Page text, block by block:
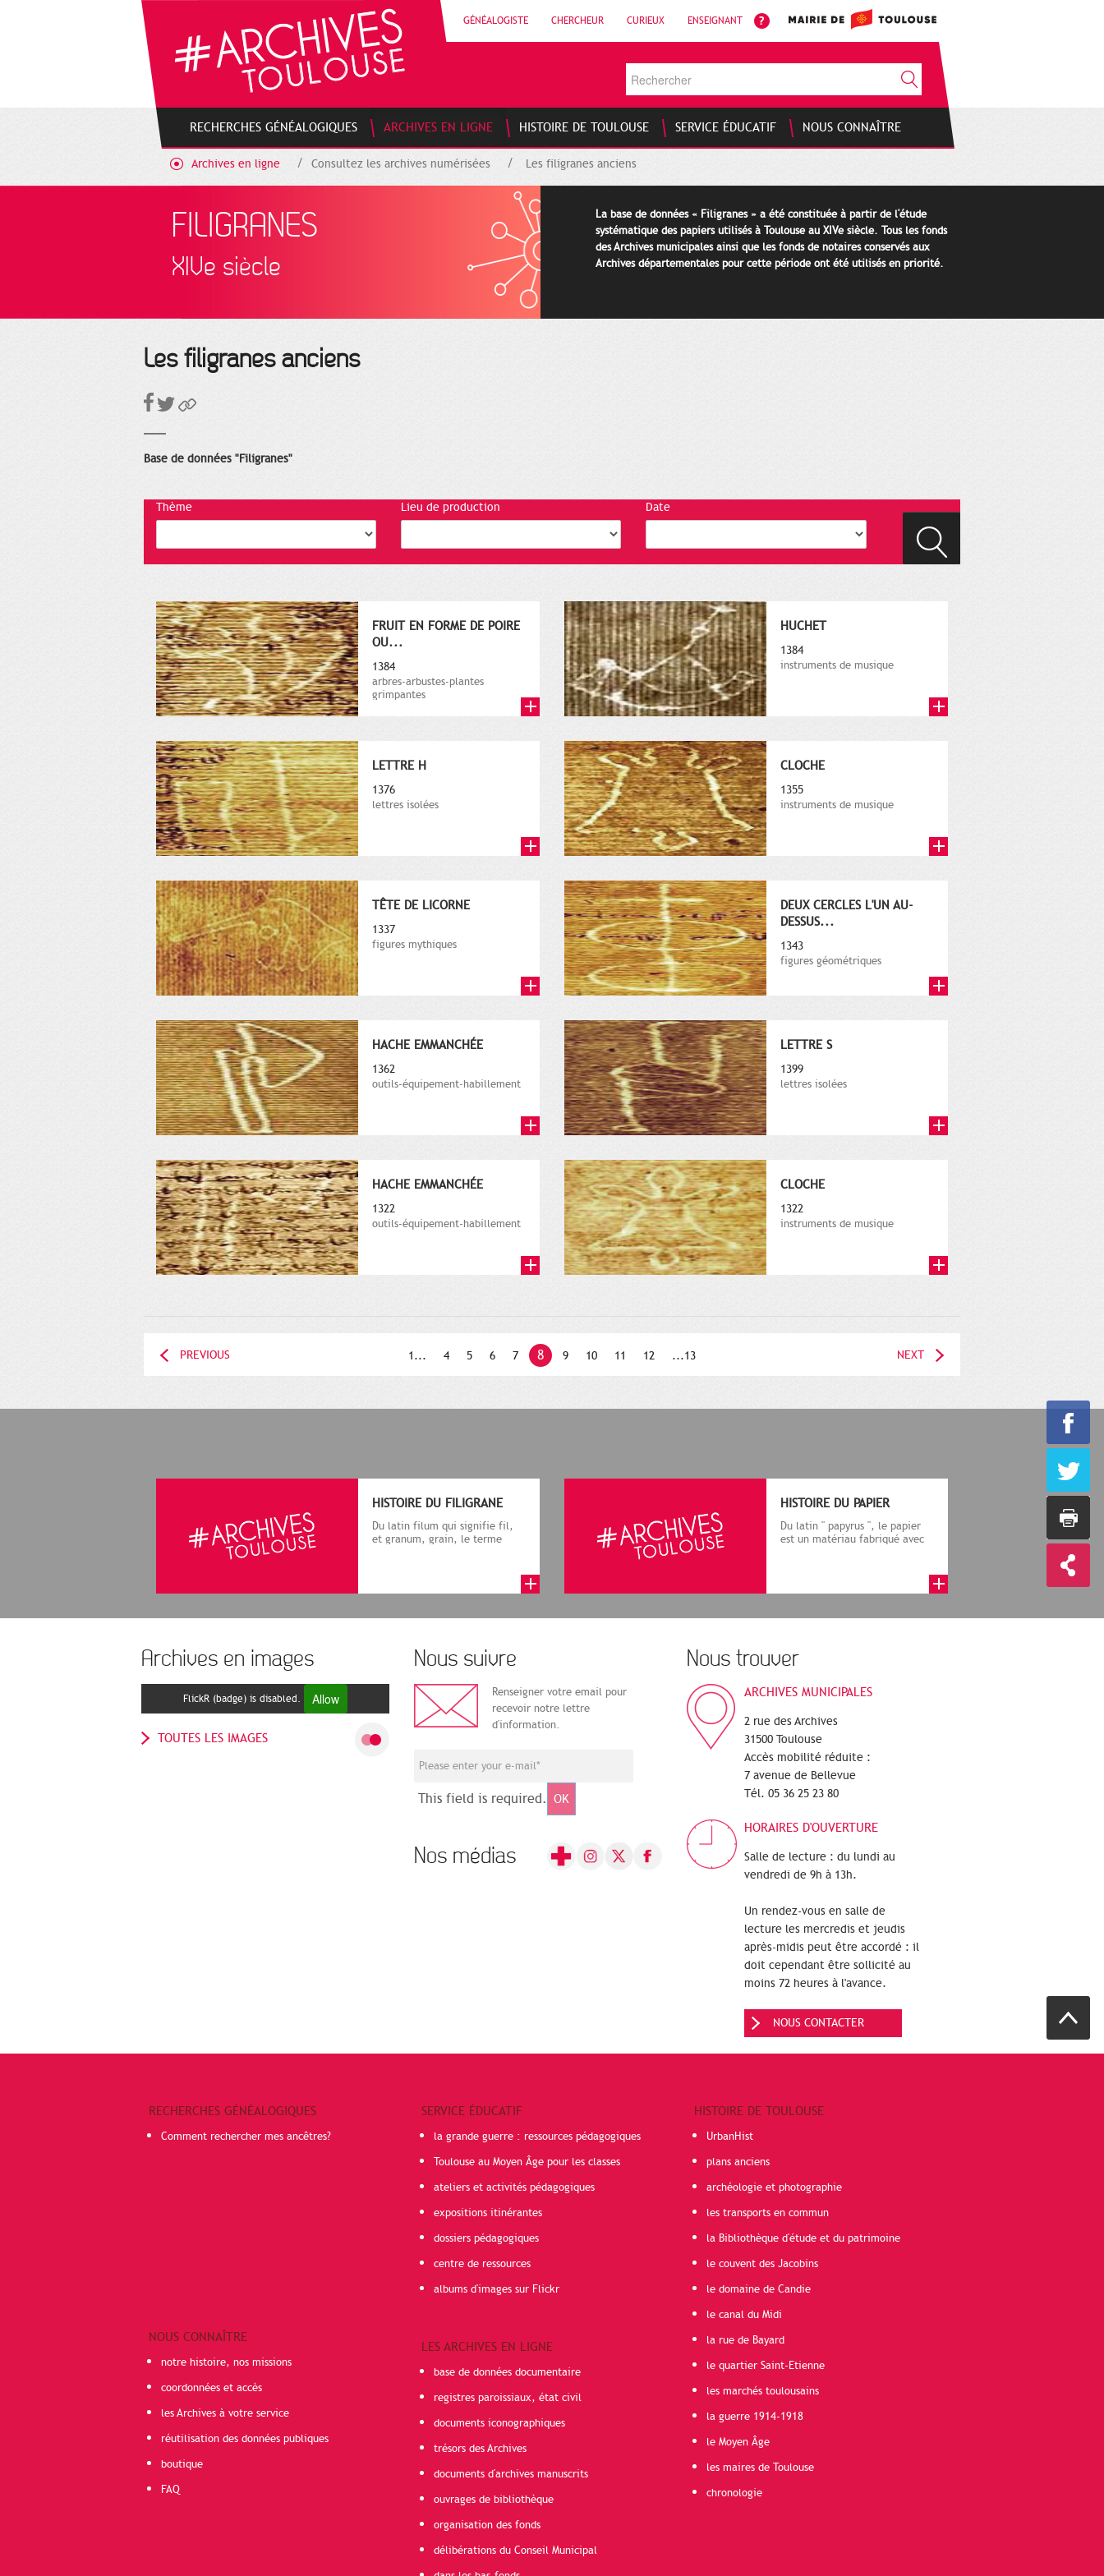
GÉNÉALOGISTE CHERCHEUR CURIEUX ENSEIGNANT
RECHERCHES GÉNÉALOGIQUES ARCHIVES EN LIGNE HISTOIRE DE TOULOUSE SERVICE ÉDUCATIF NOUS CONNAÎTRE
Archives en ligne Consultez les archives numérisées Les filigranes anciens
FILIGRANES
XIVe siècle
La base de données « Filigranes » a été constituée à partir de l'étude
systématique des papiers utilisés à Toulouse au XIVe siècle. Tous les fonds
des Archives municipales ainsi que les fonds de notaires conservés aux
Archives départementales pour cette période ont été utilisés en priorité.
Les filigranes anciens
Base de données "Filigranes"
Thème Lieu de production Date
FRUIT EN FORME DE POIRE
OU...
1384
arbres-arbustes-plantes
grimpantes
HUCHET
1384
instruments de musique
LETTRE H
1376
lettres isolées
CLOCHE
1355
instruments de musique
TÊTE DE LICORNE
1337
figures mythiques
DEUX CERCLES L'UN AU-
DESSUS...
1343
figures géométriques
HACHE EMMANCHÉE
1362
outils-équipement-habillement
LETTRE S
1399
lettres isolées
HACHE EMMANCHÉE
1322
outils-équipement-habillement
CLOCHE
1322
instruments de musique
1... 4 5 6 7 8 9 10 11 12 ...13
PREVIOUS NEXT
HISTOIRE DU FILIGRANE
Du latin filum qui signifie fil,
et granum, grain, le terme
HISTOIRE DU PAPIER
Du latin " papyrus ", le papier
est un matériau fabriqué avec
Archives en images
FlickR (badge) is disabled. Allow
TOUTES LES IMAGES
Nous suivre
Renseigner votre email pour
recevoir notre lettre
d'information.
This field is required. OK
Nos médias
Nous trouver
ARCHIVES MUNICIPALES
2 rue des Archives
31500 Toulouse
Accès mobilité réduite :
7 avenue de Bellevue
Tél. 05 36 25 23 80
HORAIRES D'OUVERTURE
Salle de lecture : du lundi au
vendredi de 9h à 13h.
Un rendez-vous en salle de
lecture les mercredis et jeudis
après-midis peut être accordé : il
doit cependant être sollicité au
moins 72 heures à l'avance.
NOUS CONTACTER
RECHERCHES GÉNÉALOGIQUES
Comment rechercher mes ancêtres?
NOUS CONNAÎTRE
notre histoire, nos missions
coordonnées et accès
les Archives à votre service
réutilisation des données publiques
boutique
FAQ
SERVICE ÉDUCATIF
la grande guerre : ressources pédagogiques
Toulouse au Moyen Âge pour les classes
ateliers et activités pédagogiques
expositions itinérantes
dossiers pédagogiques
centre de ressources
albums d'images sur Flickr
LES ARCHIVES EN LIGNE
base de données documentaire
registres paroissiaux, état civil
documents iconographiques
trésors des Archives
documents d'archives manuscrits
ouvrages de bibliothèque
organisation des fonds
délibérations du Conseil Municipal
HISTOIRE DE TOULOUSE
UrbanHist
plans anciens
archéologie et photographie
les transports en commun
la Bibliothèque d'étude et du patrimoine
le couvent des Jacobins
le domaine de Candie
le canal du Midi
la rue de Bayard
le quartier Saint-Etienne
les marchés toulousains
la guerre 1914-1918
le Moyen Âge
les maires de Toulouse
chronologie
Cookies management panel